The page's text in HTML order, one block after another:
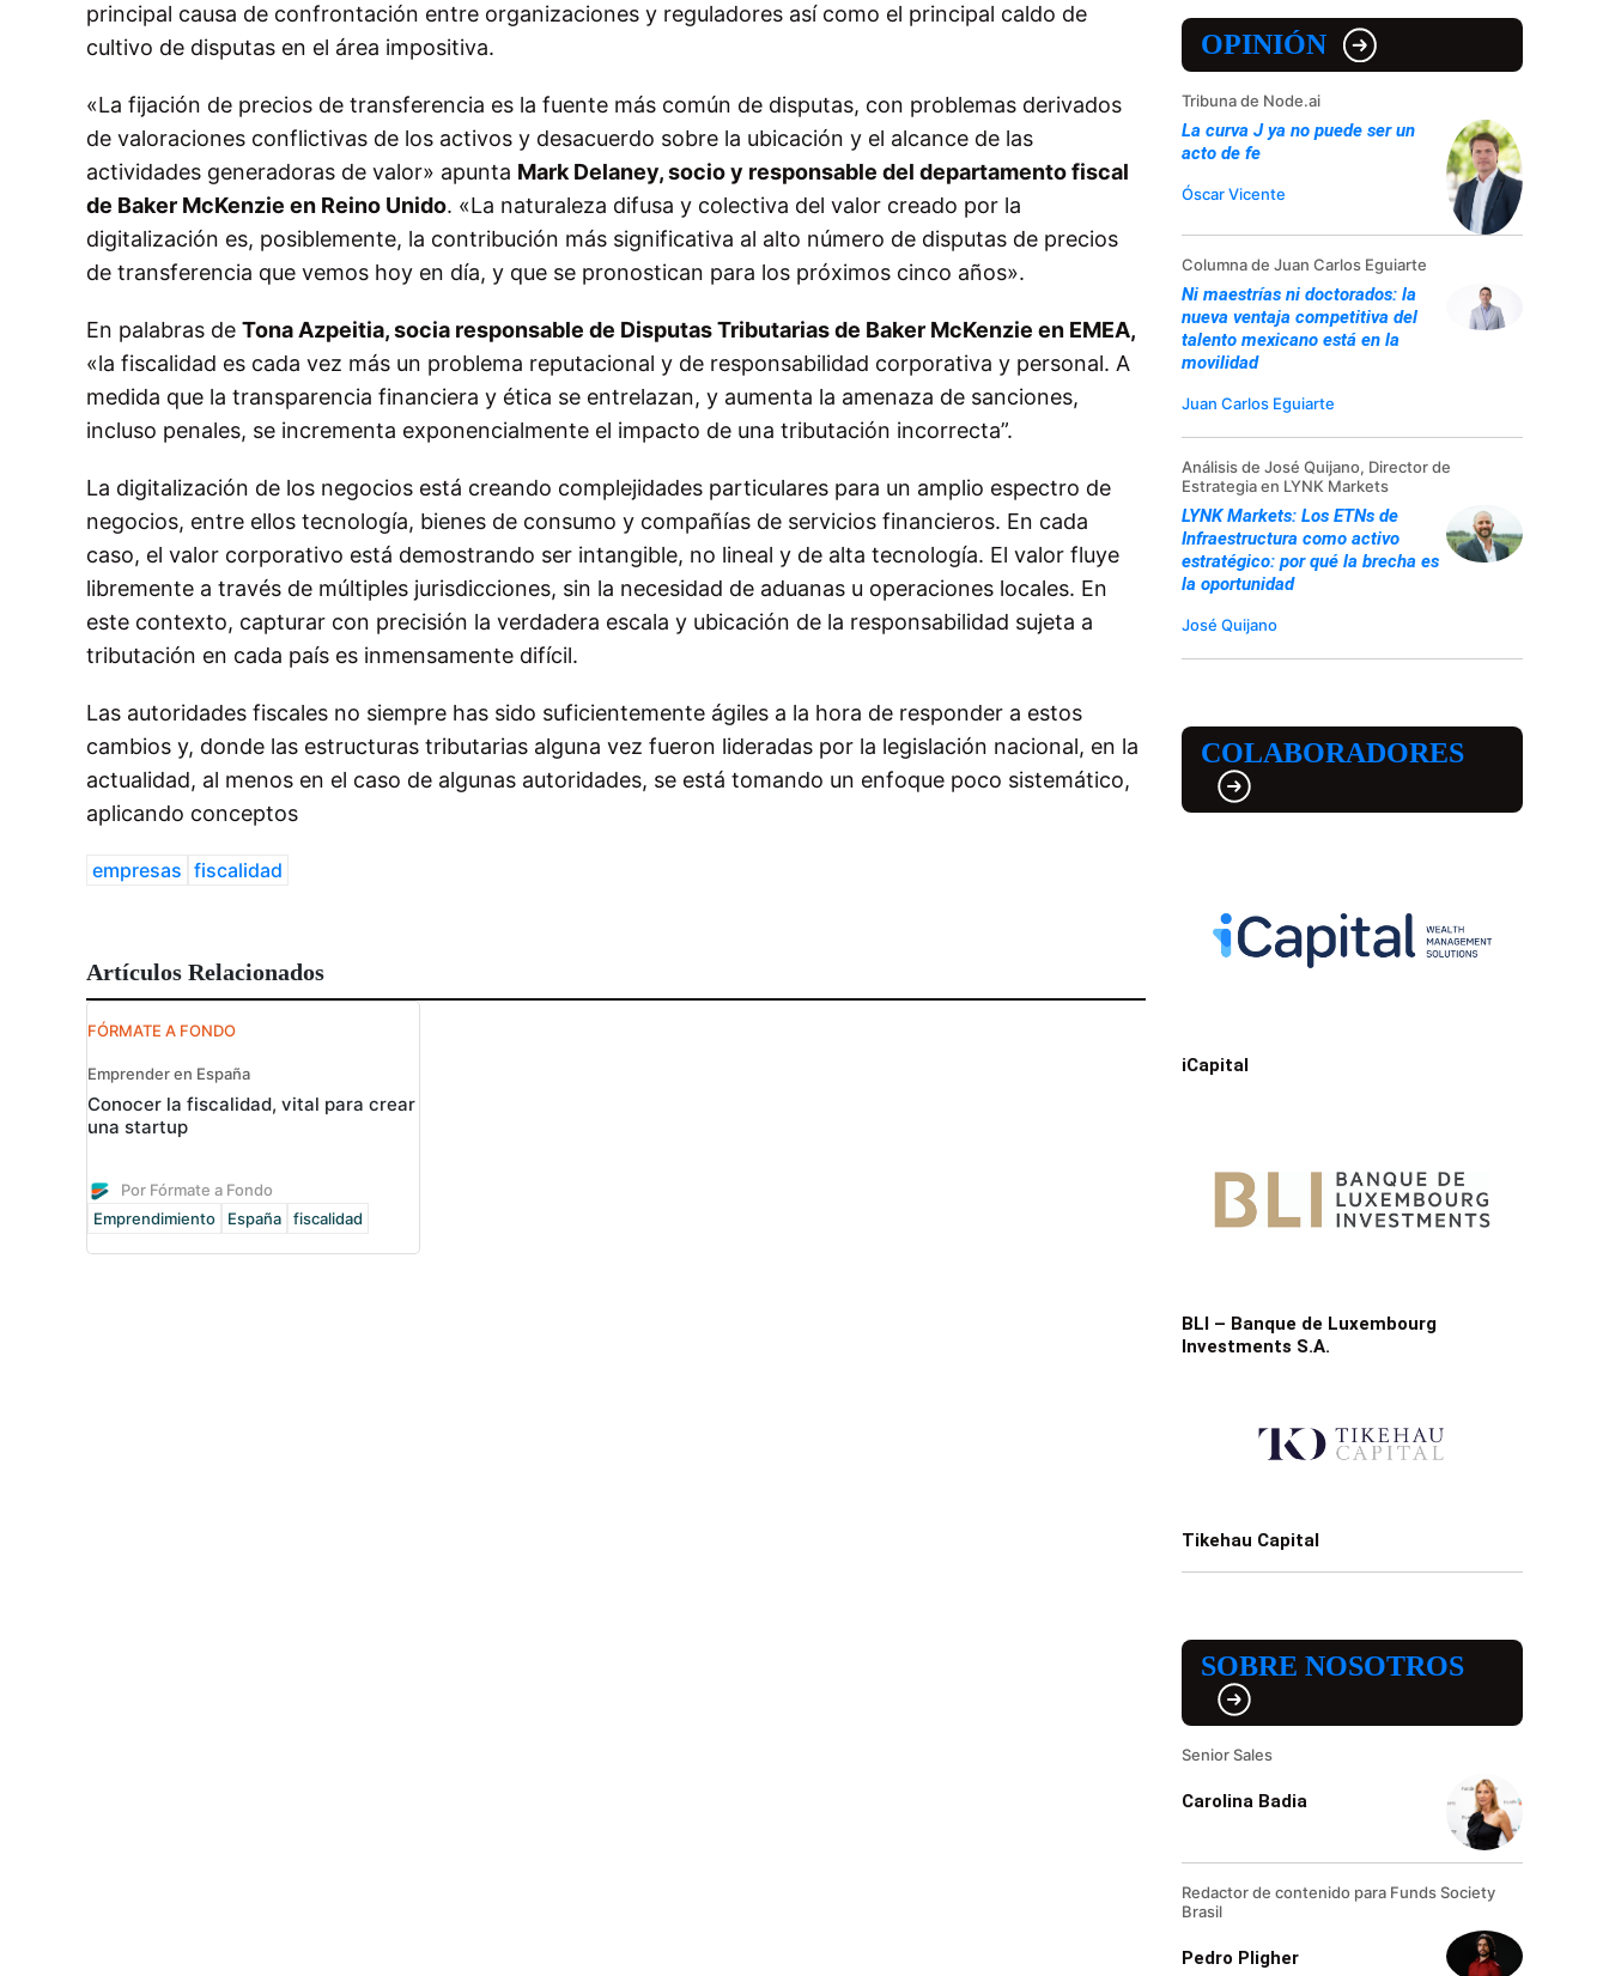
principal causa de confrontación entre organizaciones y reguladores así como el principal caldo de
cultivo de disputas en el área impositiva.
«La fijación de precios de transferencia es la fuente más común de disputas, con problemas derivados
de valoraciones conflictivas de los activos y desacuerdo sobre la ubicación y el alcance de las
actividades generadoras de valor» apunta Mark Delaney, socio y responsable del departamento fiscal
de Baker McKenzie en Reino Unido. «La naturaleza difusa y colectiva del valor creado por la
digitalización es, posiblemente, la contribución más significativa al alto número de disputas de precios
de transferencia que vemos hoy en día, y que se pronostican para los próximos cinco años».
En palabras de Tona Azpeitia, socia responsable de Disputas Tributarias de Baker McKenzie en EMEA,
«la fiscalidad es cada vez más un problema reputacional y de responsabilidad corporativa y personal. A
medida que la transparencia financiera y ética se entrelazan, y aumenta la amenaza de sanciones,
incluso penales, se incrementa exponencialmente el impacto de una tributación incorrecta”.
La digitalización de los negocios está creando complejidades particulares para un amplio espectro de
negocios, entre ellos tecnología, bienes de consumo y compañías de servicios financieros. En cada
caso, el valor corporativo está demostrando ser intangible, no lineal y de alta tecnología. El valor fluye
libremente a través de múltiples jurisdicciones, sin la necesidad de aduanas u operaciones locales. En
este contexto, capturar con precisión la verdadera escala y ubicación de la responsabilidad sujeta a
tributación en cada país es inmensamente difícil.
Las autoridades fiscales no siempre has sido suficientemente ágiles a la hora de responder a estos
cambios y, donde las estructuras tributarias alguna vez fueron lideradas por la legislación nacional, en la
actualidad, al menos en el caso de algunas autoridades, se está tomando un enfoque poco sistemático,
aplicando conceptos
empresas fiscalidad
Artículos Relacionados
FÓRMATE A FONDO
Emprender en España
Conocer la fiscalidad, vital para crear
una startup
Por Fórmate a Fondo
Emprendimiento
España fiscalidad
OPINIÓN
Tribuna de Node.ai
La curva J ya no puede ser un
acto de fe
Óscar Vicente
Columna de Juan Carlos Eguiarte
Ni maestrías ni doctorados: la
nueva ventaja competitiva del
talento mexicano está en la
movilidad
Juan Carlos Eguiarte
Análisis de José Quijano, Director de
Estrategia en LYNK Markets
LYNK Markets: Los ETNs de
Infraestructura como activo
estratégico: por qué la brecha es
la oportunidad
José Quijano
COLABORADORES
iCapital
BLI – Banque de Luxembourg
Investments S.A.
Tikehau Capital
SOBRE NOSOTROS
Senior Sales
Carolina Badia
Redactor de contenido para Funds Society
Brasil
Pedro Pligher